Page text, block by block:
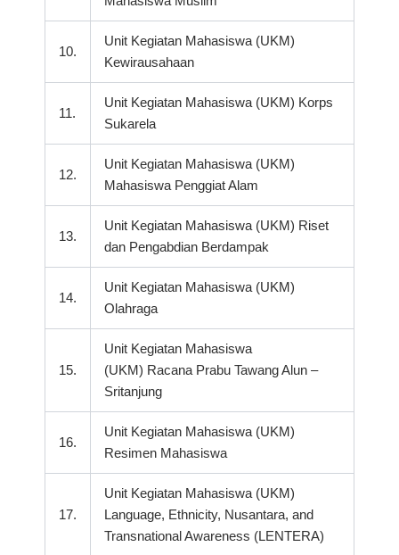
10.
Unit Kegiatan Mahasiswa (UKM)
Kewirausahaan
11.
Unit Kegiatan Mahasiswa (UKM) Korps
Sukarela
12.
Unit Kegiatan Mahasiswa (UKM)
Mahasiswa Penggiat Alam
13.
Unit Kegiatan Mahasiswa (UKM) Riset
dan Pengabdian Berdampak
14.
Unit Kegiatan Mahasiswa (UKM)
Olahraga
15.
Unit Kegiatan Mahasiswa
(UKM) Racana Prabu Tawang Alun –
Sritanjung
16.
Unit Kegiatan Mahasiswa (UKM)
Resimen Mahasiswa
17.
Unit Kegiatan Mahasiswa (UKM)
Language, Ethnicity, Nusantara, and
Transnational Awareness (LENTERA)